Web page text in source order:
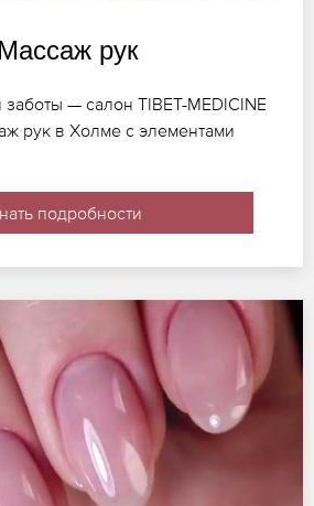
Массаж рук
заботы — салон TIBET-MEDICINE
рук в Холме с элементами
подробности